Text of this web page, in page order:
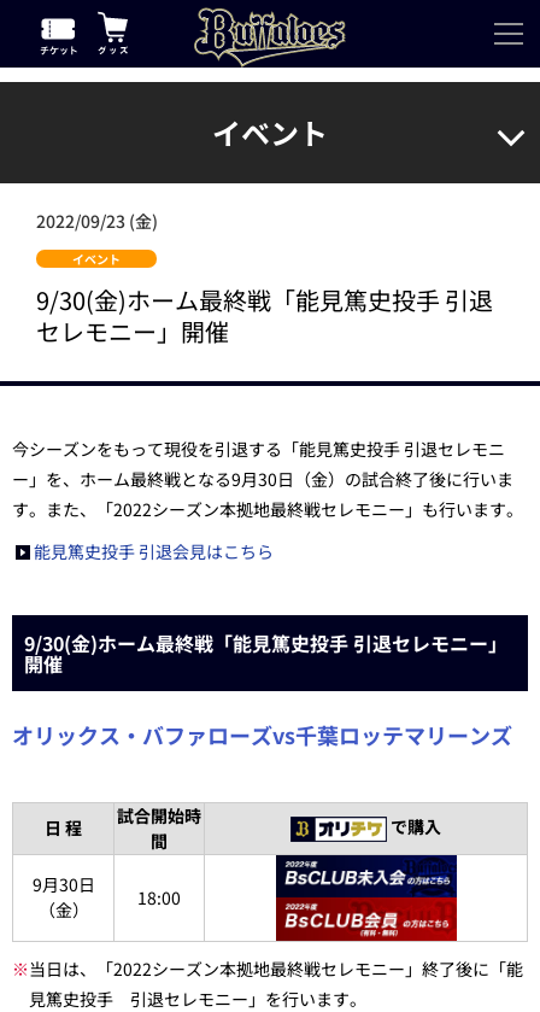
イベント
2022/09/23 (金)
イベント
9/30(金)ホーム最終戦「能見篤史投手 引退
セレモニー」開催
今シーズンをもって現役を引退する「能見篤史投手 引退セレモニ
ー」を、ホーム最終戦となる9月30日（金）の試合終了後に行いま
す。また、「2022シーズン本拠地最終戦セレモニー」も行います。
能見篤史投手 引退会見はこちら
9/30(金)ホーム最終戦「能見篤史投手 引退セレモニー」
開催
オリックス・バファローズvs千葉ロッテマリーンズ
日 程
試合開始時
間
で購入
9月30日
（金）
18:00
※当日は、「2022シーズン本拠地最終戦セレモニー」終了後に「能
見篤史投手 引退セレモニー」を行います。